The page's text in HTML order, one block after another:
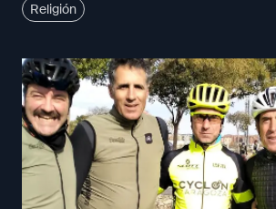
Religión